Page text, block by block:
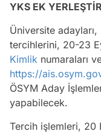
YKS EK
Üniversite
tercihlerini, 20-23
Kimlik numaraları
https://
ÖSYM Aday
yapabilecek.
Tercih işlemleri, 20